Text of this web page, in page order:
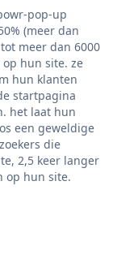
pop-up
(meer dan
meer dan 6000
hun site. ze
hun klanten
startpagina
het laat hun
een geweldige
die
2,5 keer langer
op hun site.